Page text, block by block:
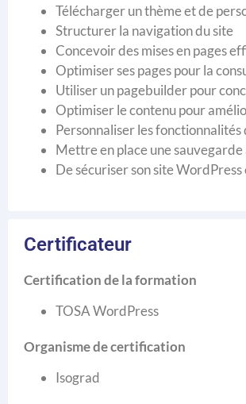
Télécharger un thème et de
Structurer la navigation du site
Concevoir des mises en pages
Optimiser ses pages pour la
Utiliser un pagebuilder pour
Optimiser le contenu pour
Personnaliser les fonctionnalités
Mettre en place une
De sécuriser son site
Certificateur
Certification de la formation
TOSA WordPress
Organisme de certification
Isograd